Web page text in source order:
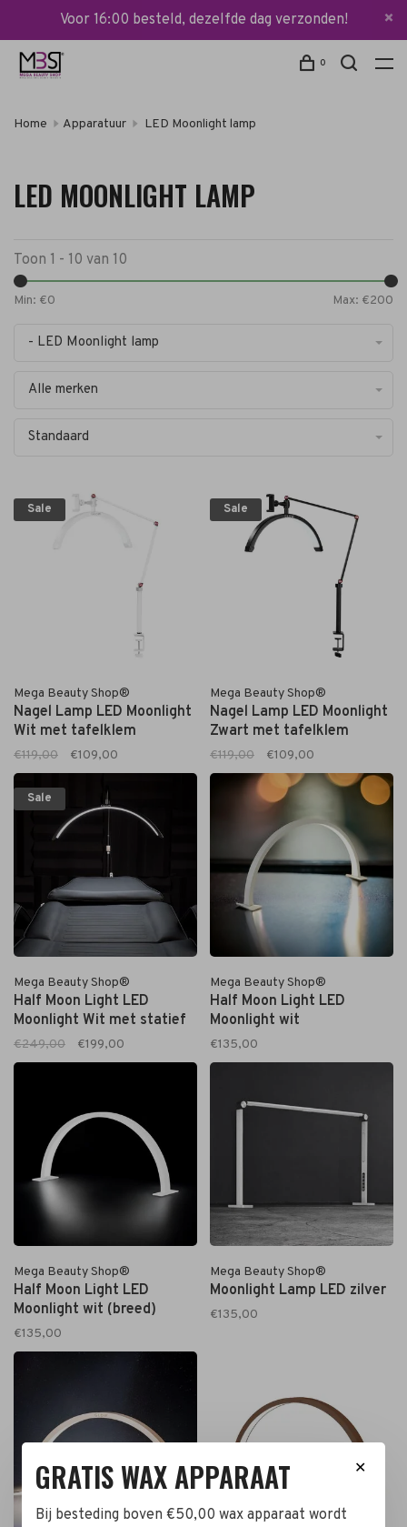
Voor 16:00 besteld, dezelfde dag verzonden!
0
Home Apparatuur LED Moonlight lamp
LED MOONLIGHT LAMP
Toon 1 - 10 van 10
Min: €0 Max: €200
- LED Moonlight lamp
Alle merken
Standaard
Sale
Mega Beauty Shop®
Nagel Lamp LED Moonlight
Wit met tafelklem
€119,00 €109,00
Sale
Mega Beauty Shop®
Nagel Lamp LED Moonlight
Zwart met tafelklem
€119,00 €109,00
Sale
Mega Beauty Shop®
Half Moon Light LED
Moonlight Wit met statief
€249,00 €199,00
Mega Beauty Shop®
Half Moon Light LED
Moonlight wit
€135,00
Mega Beauty Shop®
Half Moon Light LED
Moonlight wit (breed)
€135,00
Mega Beauty Shop®
Moonlight Lamp LED zilver
€135,00
✕
GRATIS WAX APPARAAT
Bij besteding boven €50,00 wax apparaat wordt